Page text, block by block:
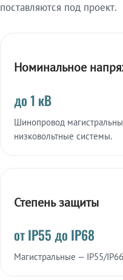
поставляются под проект.
Номинальное
до 1 кВ
Шинопровод
низковольтные системы.
Степень защиты
от IP55 до IP68
Магистральные — IP55/